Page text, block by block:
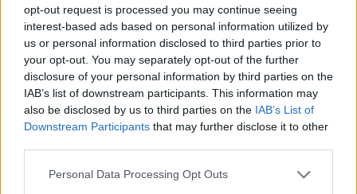
opt-out request is processed you may continue seeing
interest-based ads based on personal information utilized by
us or personal information disclosed to third parties prior to
your opt-out. You may separately opt-out of the further
disclosure of your personal information by third parties on the
IAB’s list of downstream participants. This information may
also be disclosed by us to third parties on the IAB’s List of
Downstream Participants that may further disclose it to other
Please note that this website/app uses one or more Google
Personal Data Processing Opt Outs
Στενών του Ορμούζ
21:00
Το βιολί της στο Αιγαίο η Τουρκία, συνεχίζει τις
παραβιάσεις
20:48
Αυτή είναι η μαρμελάδα που ανακλήθηκε από
τον ΕΦΕΤ, ο λόγος